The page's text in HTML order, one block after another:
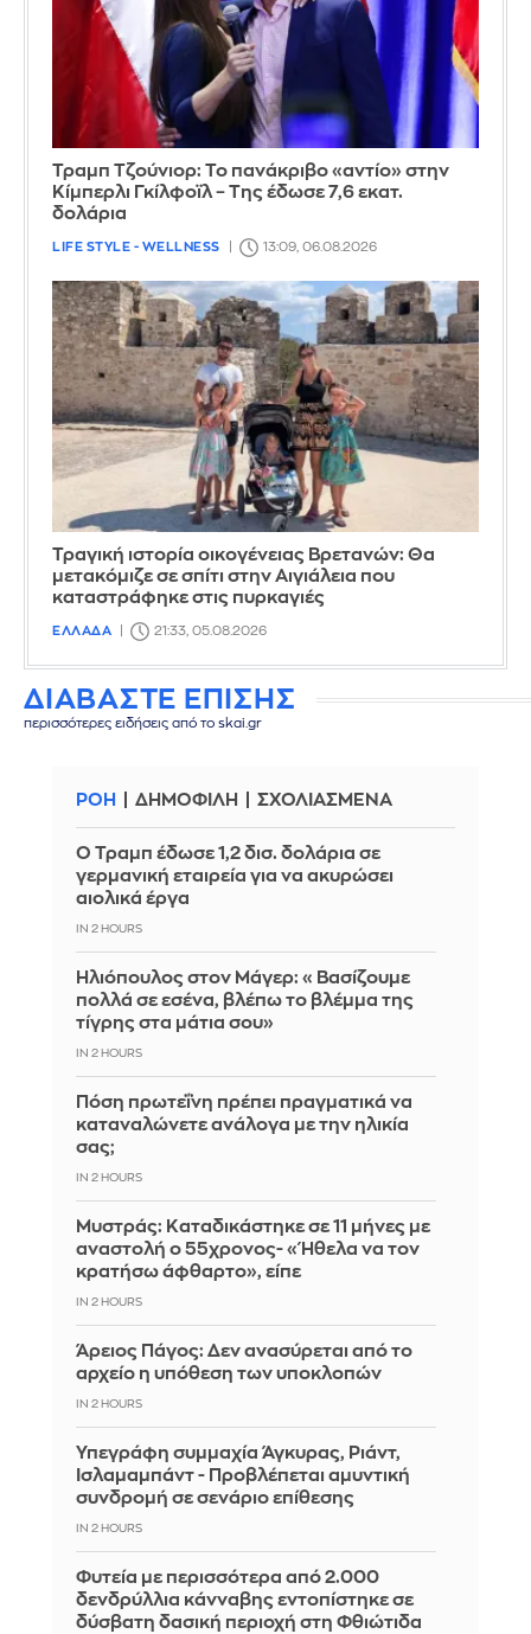
Τραμπ Τζούνιορ: Το πανάκριβο «αντίο» στην
Κίμπερλι Γκίλφοϊλ – Της έδωσε 7,6 εκατ.
δολάρια
LIFE STYLE - WELLNESS 13:09, 06.08.2026
Τραγική ιστορία οικογένειας Βρετανών: Θα
μετακόμιζε σε σπίτι στην Αιγιάλεια που
καταστράφηκε στις πυρκαγιές
ΕΛΛΑΔΑ 21:33, 05.08.2026
ΔΙΑΒΑΣΤΕ ΕΠΙΣΗΣ
περισσότερες ειδήσεις από το skai.gr
ΡΟΗ ΔΗΜΟΦΙΛΗ ΣΧΟΛΙΑΣΜΕΝΑ
Ο Τραμπ έδωσε 1,2 δισ. δολάρια σε
γερμανική εταιρεία για να ακυρώσει
αιολικά έργα
IN 2 HOURS
Ηλιόπουλος στον Μάγερ: «Βασίζουμε
πολλά σε εσένα, βλέπω το βλέμμα της
τίγρης στα μάτια σου»
IN 2 HOURS
Πόση πρωτεΐνη πρέπει πραγματικά να
καταναλώνετε ανάλογα με την ηλικία
σας;
IN 2 HOURS
Μυστράς: Καταδικάστηκε σε 11 μήνες με
αναστολή ο 55χρονος- «Ήθελα να τον
κρατήσω άφθαρτο», είπε
IN 2 HOURS
Άρειος Πάγος: Δεν ανασύρεται από το
αρχείο η υπόθεση των υποκλοπών
IN 2 HOURS
Υπεγράφη συμμαχία Άγκυρας, Ριάντ,
Ισλαμαμπάντ - Προβλέπεται αμυντική
συνδρομή σε σενάριο επίθεσης
IN 2 HOURS
Φυτεία με περισσότερα από 2.000
δενδρύλλια κάνναβης εντοπίστηκε σε
δύσβατη δασική περιοχή στη Φθιώτιδα